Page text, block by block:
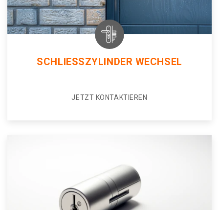
SCHLIESSZYLINDER WECHSEL
JETZT KONTAKTIEREN